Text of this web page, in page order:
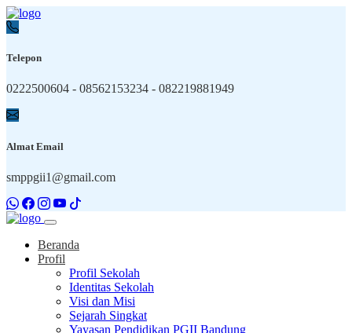
Telepon
0222500604 - 08562153234 - 082219881949
Almat Email
smppgii1@gmail.com
Beranda
Profil
Profil Sekolah
Identitas Sekolah
Visi dan Misi
Sejarah Singkat
Yayasan Pendidikan PGII Bandung